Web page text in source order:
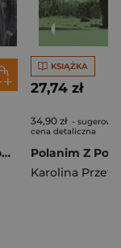
Mężczyźni z różowym trójkątem
KSIĄŻKA
27,74 zł
34,90 zł -
cena detaliczna